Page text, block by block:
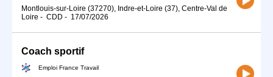
Montlouis-sur-Loire (37270), Indre-et-Loire (37), Centre-Val de
Loire - CDD - 17/07/2026
Coach sportif
Emploi France Travail